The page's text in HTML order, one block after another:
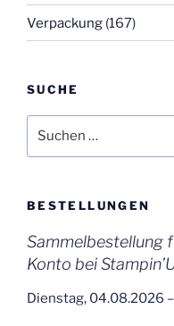
Verpackung (167)
SUCHE
nach:
BESTELLUNGEN
Sammelbestellung
Konto bei
Dienstag, 04.08.2026